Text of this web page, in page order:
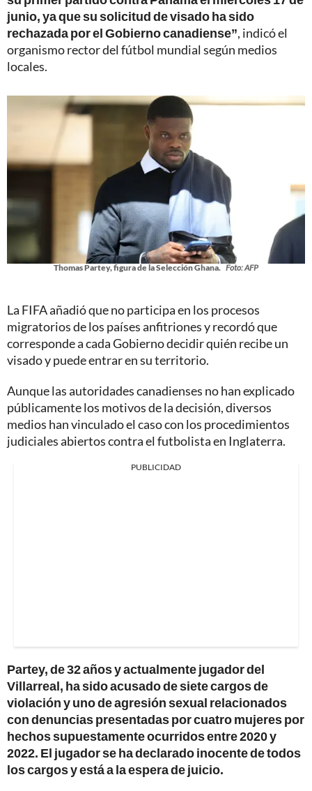
junio, ya que su solicitud de visado ha sido
rechazada por el Gobierno canadiense”, indicó el
organismo rector del fútbol mundial según medios
locales.
Thomas Partey, figura de la Selección Ghana. Foto: AFP
La FIFA añadió que no participa en los procesos
migratorios de los países anfitriones y recordó que
corresponde a cada Gobierno decidir quién recibe un
visado y puede entrar en su territorio.
Aunque las autoridades canadienses no han explicado
públicamente los motivos de la decisión, diversos
medios han vinculado el caso con los procedimientos
judiciales abiertos contra el futbolista en Inglaterra.
PUBLICIDAD
Partey, de 32 años y actualmente jugador del
Villarreal, ha sido acusado de siete cargos de
violación y uno de agresión sexual relacionados
con denuncias presentadas por cuatro mujeres por
hechos supuestamente ocurridos entre 2020 y
2022. El jugador se ha declarado inocente de todos
los cargos y está a la espera de juicio.